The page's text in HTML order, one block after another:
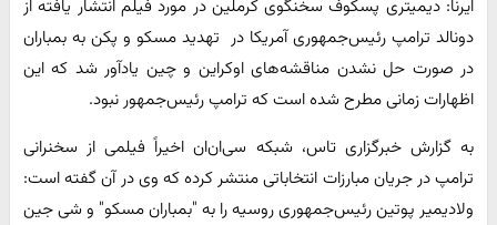
ایرنا: دیمیتری پسکوف سخنگوی کرملین در مورد فیلم انتشار یافته از
دونالد ترامپ رئیس‌جمهوری آمریکا در تهدید مسکو و پکن به بمباران
در صورت حل نشدن مناقشه‌های اوکراین و چین یادآور شد که این
اظهارات زمانی مطرح شده است که ترامپ رئیس‌جمهور نبود.
به گزارش خبرگزاری تاس، شبکه سی‌ان‌ان اخیراً فیلمی از سخنرانی
ترامپ در جریان مبارزات انتخاباتی منتشر کرده که وی در آن گفته است:
ولادیمیر پوتین رئیس‌جمهوری روسیه را به "بمباران مسکو" و شی جین